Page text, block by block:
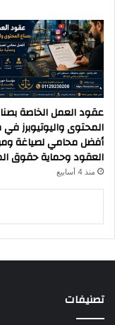
عقود العمل الخاصة
المحتوى واليوتيوبرز
أفضل محامي لصياغة
العقود وحماية حقوق
منذ 4 أسابيع
تصنيفات